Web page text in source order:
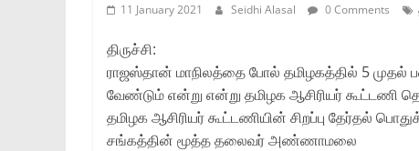
11 January 2021 Seidhi Alasal 0 Comments
திருச்சி:
ராஜஸ்தான் மாநிலத்தை போல் தமிழகத்தில் 5 முதல்
வேண்டும் என்று என்று தமிழக ஆசிரியர் கூட்டணி
தமிழக ஆசிரியர் கூட்டணியின் சிறப்பு தேர்தல்
சங்கத்தின் மூத்த தலைவர் அண்ணாமலை